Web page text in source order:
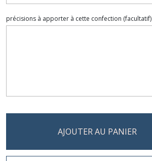
précisions à apporter à cette confection (facultatif)
AJOUTER AU PANIER